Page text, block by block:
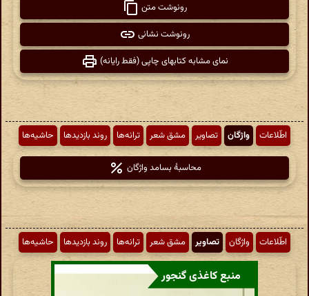
رونوشت متن
رونوشت نشانی
نمای مشابه کتابهای چاپی (فقط رایانه)
اطّلاعات واژگان تصاویر مشق شعر ترانه‌ها روند بازدیدها حاشیه‌ها
محاسبهٔ بسامد واژگان
اطّلاعات واژگان تصاویر مشق شعر ترانه‌ها روند بازدیدها حاشیه‌ها
منبع کاغذی گنجور